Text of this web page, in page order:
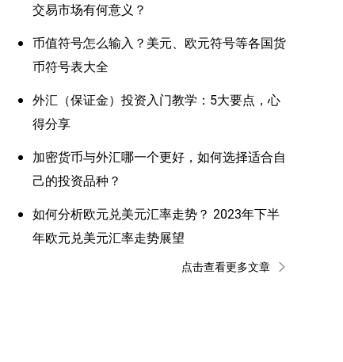
交易市场有何意义？
币值符号怎么输入？美元、欧元符号等各国货
币符号表大全
外汇（保证金）投资入门教学：5大要点，心
得分享
加密货币与外汇哪一个更好，如何选择适合自
己的投资品种？
如何分析欧元兑美元汇率走势？ 2023年下半
年欧元兑美元汇率走势展望
点击查看更多文章